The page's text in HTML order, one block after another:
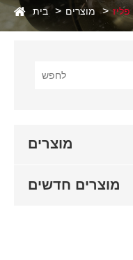
בית מוצרים
מוצרים
מוצרים חדשים